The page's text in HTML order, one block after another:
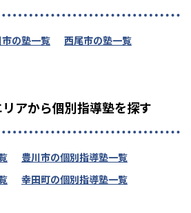
市の塾一覧
西尾市の塾一覧
アから個別指導塾を探す
豊川市の個別指導塾一覧
幸田町の個別指導塾一覧